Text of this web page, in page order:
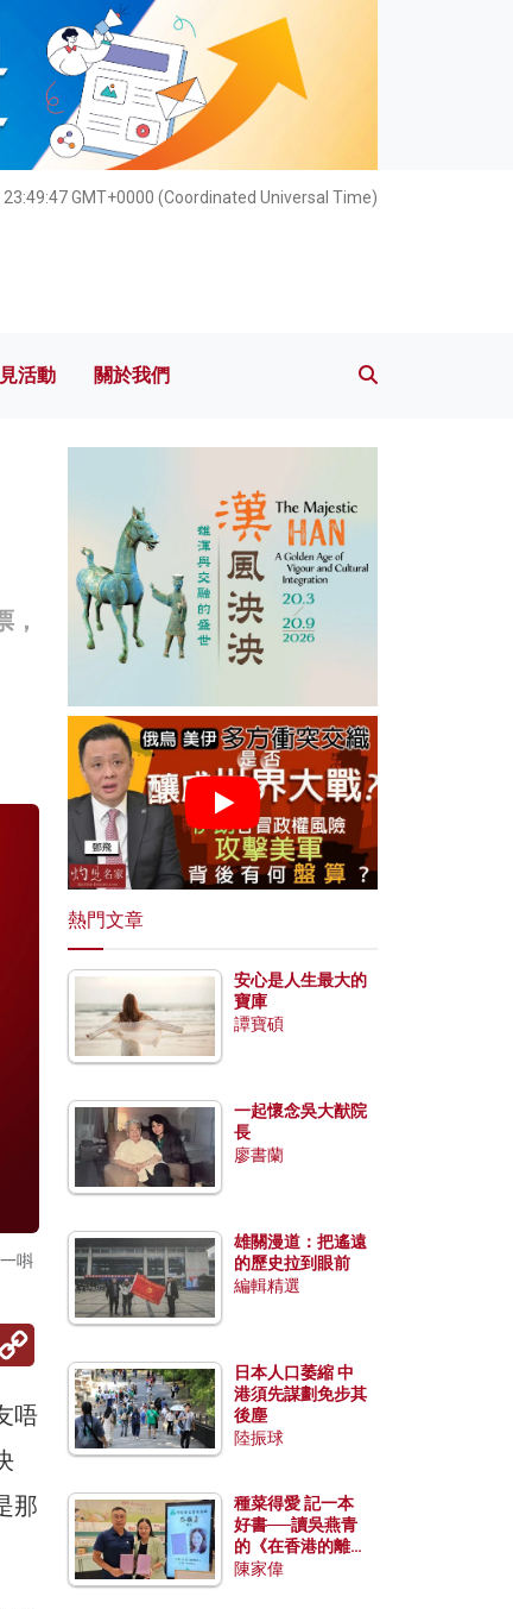
GMT+0000 (Coordinated Universal Time)
灼見活動 關於我們
活動 關於我們
，
唞
Copy
唔
那
熱門文章
安心是人生最大的
寶庫
譚寶碩
一起懷念吳大猷院
長
廖書蘭
雄關漫道：把遙遠
的歷史拉到眼前
編輯精選
日本人口萎縮 中
港須先謀劃免步其
後塵
陸振球
種菜得愛 記一本
好書──讀吳燕青
的《在香港的離島
種菜》
陳家偉